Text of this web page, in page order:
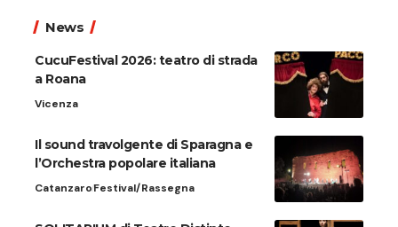
News
CucuFestival 2026: teatro di strada
a Roana
Vicenza
Il sound travolgente di Sparagna e
l’Orchestra popolare italiana
CatanzaroFestival/Rassegna